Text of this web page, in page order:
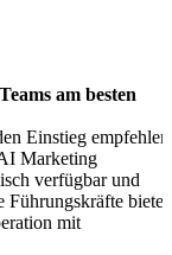
am besten
Einstieg empfehlen
Marketing
verfügbar und
Führungskräfte bieten
mit